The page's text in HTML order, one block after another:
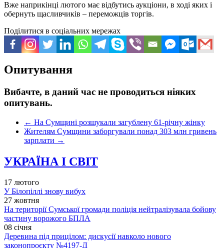
Вже наприкінці лютого має відбутись аукціони, в ході яких і
обернуть щасливчиків – переможців торгів.
Поділитися в соціальних мережах
Опитування
Вибачте, в даний час не проводиться ніяких
опитувань.
← На Сумщині розшукали загублену 61-річну жінку
Жителям Сумщини заборгували понад 303 млн гривень
зарплати →
УКРАЇНА І СВІТ
17 лютого
У Білопіллі знову вибух
27 жовтня
На території Сумської громади поліція нейтралізувала бойову
частину ворожого БПЛА
08 січня
Деревина під прицілом: дискусії навколо нового
законопроєкту №4197-Д